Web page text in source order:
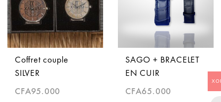
Coffret couple
SILVER
CFA95.000
SAGO + BRACELET
EN CUIR
CFA65.000